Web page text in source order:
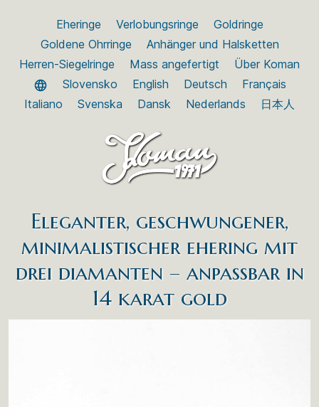
Eheringe Verlobungsringe
Goldringe
Goldene Ohrringe
Anhänger und Halsketten
Herren-Siegelringe
Mass angefertigt
Über Koman
Slovensko
English Deutsch
Français
Italiano
Svenska Dansk Nederlands 日本人
Eleganter, geschwungener,
minimalistischer ehering mit
drei diamanten – anpassbar in
14 karat gold